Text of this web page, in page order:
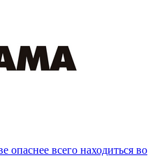
опаснее всего находиться во